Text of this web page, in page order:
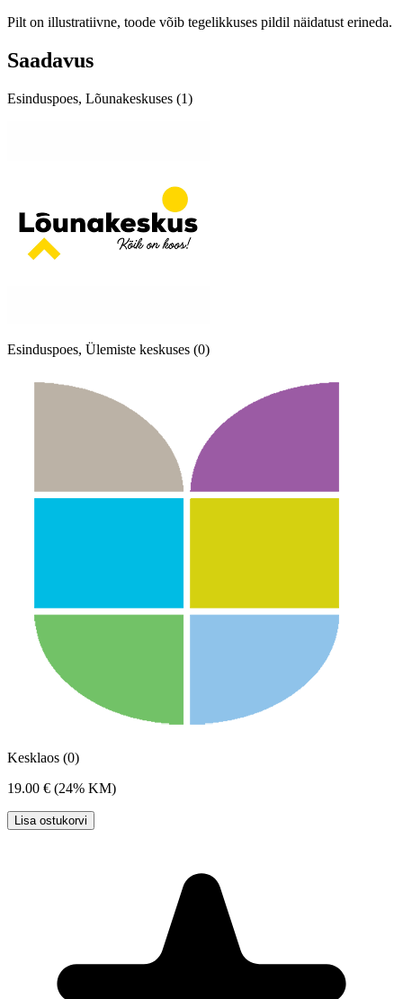
Pilt on illustratiivne, toode võib tegelikkuses pildil näidatust erineda.
Saadavus
Esinduspoes, Lõunakeskuses (1)
Esinduspoes, Ülemiste keskuses (0)
Kesklaos (0)
19.00 € (24% KM)
Lisa ostukorvi